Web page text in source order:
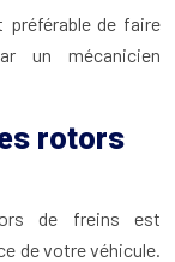
de faire
un mécanicien
rotors
de freins est
de votre véhicule.